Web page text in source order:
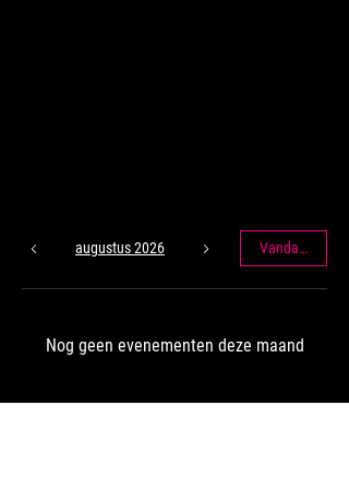
augustus 2026 Vandaag
Nog geen evenementen deze maand